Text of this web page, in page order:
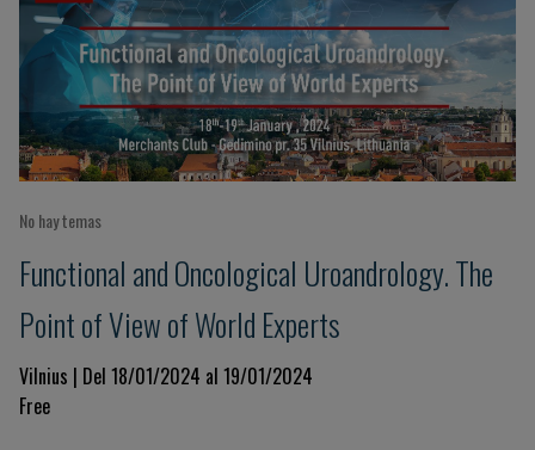
No hay temas
Functional and Oncological Uroandrology. The
Point of View of World Experts
Vilnius | Del 18/01/2024 al 19/01/2024
Free